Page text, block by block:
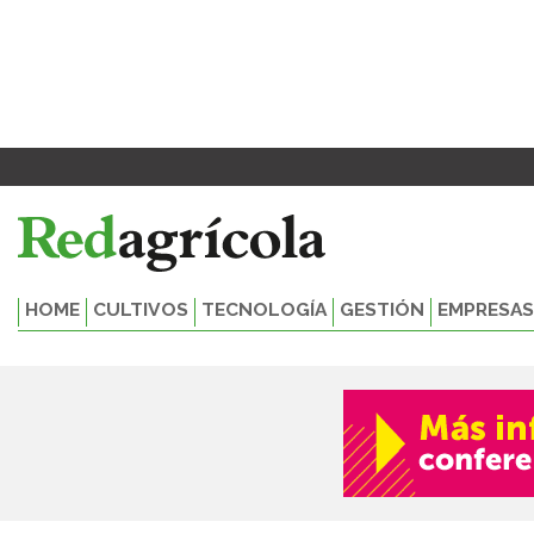
HOME CULTIVOS TECNOLOGÍA GESTIÓN EMPRESAS